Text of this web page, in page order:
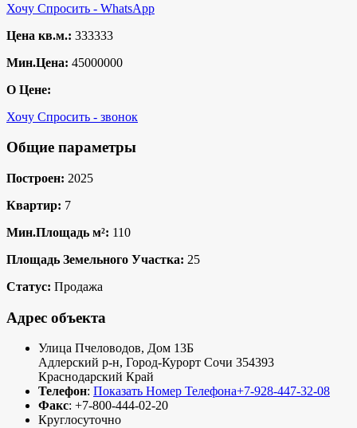
Хочу Спросить - WhatsApp
Цена кв.м.: 333333
Мин.Цена: 45000000
О Цене:
Хочу Спросить - звонок
Общие параметры
Построен: 2025
Квартир: 7
Мин.Площадь м²: 110
Площадь Земельного Участка: 25
Статус: Продажа
Адрес объекта
Улица Пчеловодов, Дом 13Б
Адлерский р-н, Город-Курорт Сочи 354393
Краснодарский Край
Телефон: Показать Номер Телефона+7-928-447-32-08
Факс: +7-800-444-02-20
Круглосуточно